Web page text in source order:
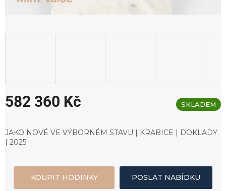
582 360 Kč
cena:
SKLADEM
JAKO NOVÉ VE VÝBORNÉM STAVU | KRABICE | DOKLADY
| 2025
KOUPIT HODINKY POSLAT NABÍDKU